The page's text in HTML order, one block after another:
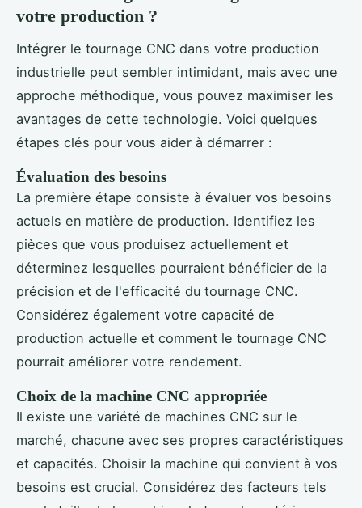
votre production ?
Intégrer le tournage CNC dans votre production
industrielle peut sembler intimidant, mais avec une
approche méthodique, vous pouvez maximiser les
avantages de cette technologie. Voici quelques
étapes clés pour vous aider à démarrer :
Évaluation des besoins
La première étape consiste à évaluer vos besoins
actuels en matière de production. Identifiez les
pièces que vous produisez actuellement et
déterminez lesquelles pourraient bénéficier de la
précision et de l'efficacité du tournage CNC.
Considérez également votre capacité de
production actuelle et comment le tournage CNC
pourrait améliorer votre rendement.
Choix de la machine CNC appropriée
Il existe une variété de machines CNC sur le
marché, chacune avec ses propres caractéristiques
et capacités. Choisir la machine qui convient à vos
besoins est crucial. Considérez des facteurs tels